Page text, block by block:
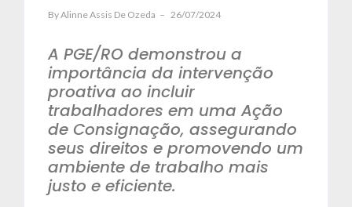
ByAlinne Assis De Ozeda 26/07/2024
A PGE/RO demonstrou a
importância da intervenção
proativa ao incluir
trabalhadores em uma Ação
de Consignação, assegurando
seus direitos e promovendo um
ambiente de trabalho mais
justo e eficiente.